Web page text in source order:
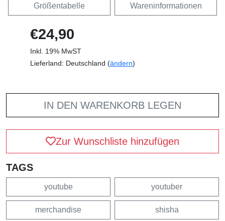
Größentabelle Wareninformationen
€24,90
Inkl. 19% MwST
Lieferland: Deutschland (ändern)
IN DEN WARENKORB LEGEN
Zur Wunschliste hinzufügen
TAGS
youtube youtuber
merchandise shisha